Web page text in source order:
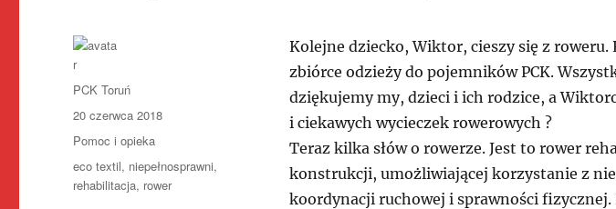
Kolejne dziecko, Wiktor, cieszy się z roweru.
zbiórce odzieży do pojemników PCK.
dziękujemy my, dzieci i ich rodzice, a
i ciekawych wycieczek rowerowych ?
Teraz kilka słów o rowerze. Jest to rower
konstrukcji, umożliwiającej korzystanie z
koordynacji ruchowej i sprawności fizycznej.
Autor
PCK Toruń
Data
publikacji
20 czerwca 2018
Kategorie
Pomoc i opieka
Tagi
eco textil, niepełnosprawni,
rehabilitacja, rower